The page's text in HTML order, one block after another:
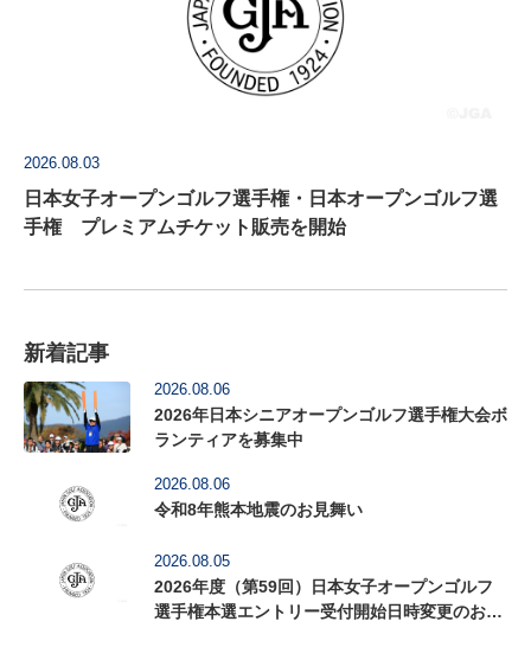
2026.08.03
日本女子オープンゴルフ選手権・日本オープンゴルフ選
手権 プレミアムチケット販売を開始
新着記事
2026.08.06
2026年日本シニアオープンゴルフ選手権大会ボ
ランティアを募集中
2026.08.06
令和8年熊本地震のお見舞い
2026.08.05
2026年度（第59回）日本女子オープンゴルフ
選手権本選エントリー受付開始日時変更のお知